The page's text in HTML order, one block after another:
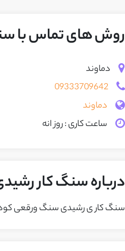
روش های تماس با
دماوند
09333709642
دماوند
ساعت کاری : روز انه
درباره سنگ کار
سنگ کار ی رشیدی سنگ ورقعی